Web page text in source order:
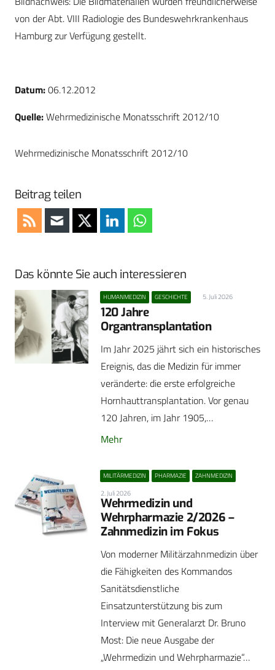
von der Abt. VIII Radiologie des Bundeswehrkrankenhaus
Hamburg zur Verfügung gestellt.
Datum:06.12.2012
Quelle:Wehrmedizinische Monatsschrift 2012/10
Wehrmedizinische Monatsschrift 2012/10
Beitrag teilen
Das könnte Sie auch interessieren
HUMANMEDIZIN GESCHICHTE 5. Juli 2026
120 Jahre
Organtransplantation
Im Jahr 2025 jährt sich ein historisches
Ereignis, das die Medizin für immer
veränderte: die erste erfolgreiche
Hornhauttransplantation. Vor genau
120 Jahren, im Jahr 1905,…
Mehr
MILITÄRMEDIZIN PHARMAZIE ZAHNMEDIZIN
2. Juli 2026
Wehrmedizin und
Wehrpharmazie 2/2026 –
Zahnmedizin im Fokus
Von moderner Militärzahnmedizin über
die Fähigkeiten des Kommandos
Sanitätsdienstliche
Einsatzunterstützung bis zum
Interview mit Generalarzt Dr. Bruno
Most: Die neue Ausgabe der
„Wehrmedizin und Wehrpharmazie“…